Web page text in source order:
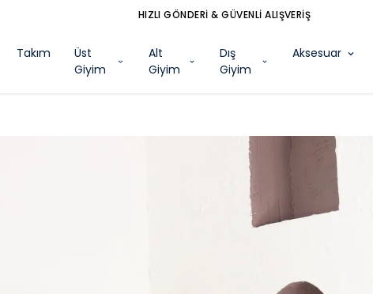
HIZLI GÖNDERİ & GÜVENLİ ALIŞVERİŞ
Takım
Üst
Giyim
Alt
Giyim
Dış
Giyim
Aksesuar